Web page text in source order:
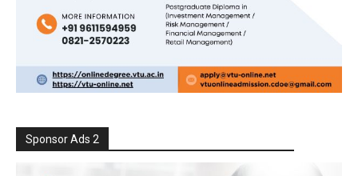
Sponsor Ads 2